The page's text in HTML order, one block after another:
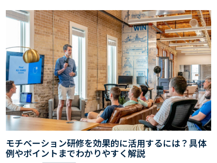
ない」などの声も多く聞かれます。 実は、この2つの思考法は相互
に補完し合う関係にあり、場面に応じて使い分けることで、より効
果的な問題解決が可能になります。……
モチベーション研修を効果的に活用するには？具体
例やポイントまでわかりやすく解説